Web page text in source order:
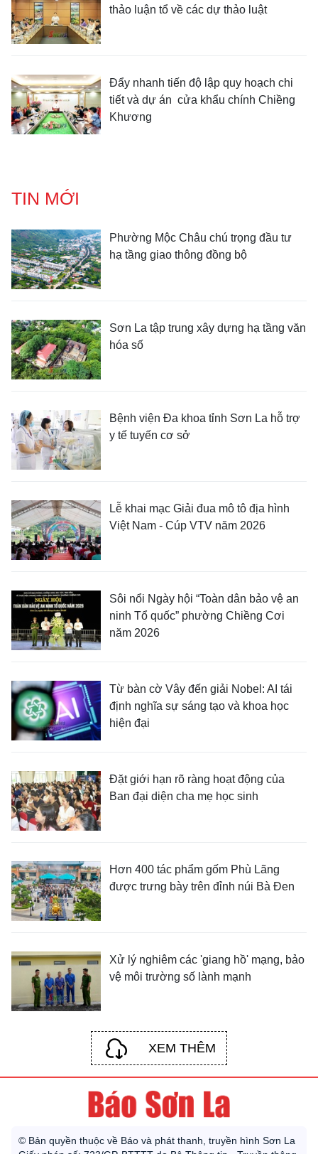
thảo luận tổ về các dự thảo luật
Đẩy nhanh tiến độ lập quy hoạch chi
tiết và dự án cửa khẩu chính Chiềng
Khương
TIN MỚI
Phường Mộc Châu chú trọng đầu tư
hạ tầng giao thông đồng bộ
Sơn La tập trung xây dựng hạ tầng văn
hóa số
Bệnh viện Đa khoa tỉnh Sơn La hỗ trợ
y tế tuyến cơ sở
Lễ khai mạc Giải đua mô tô địa hình
Việt Nam - Cúp VTV năm 2026
Sôi nổi Ngày hội “Toàn dân bảo vệ an
ninh Tổ quốc” phường Chiềng Cơi
năm 2026
Từ bàn cờ Vây đến giải Nobel: AI tái
định nghĩa sự sáng tạo và khoa học
hiện đại
Đặt giới hạn rõ ràng hoạt động của
Ban đại diện cha mẹ học sinh
Hơn 400 tác phẩm gốm Phù Lãng
được trưng bày trên đỉnh núi Bà Đen
Xử lý nghiêm các 'giang hồ' mạng, bảo
vệ môi trường số lành mạnh
XEM THÊM
© Bản quyền thuộc về Báo và phát thanh, truyền hình Sơn La